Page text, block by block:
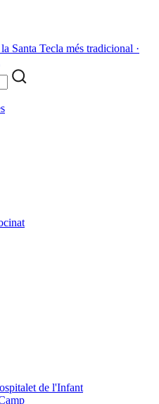
Santa Tecla més tradicional ·
de l'Infant